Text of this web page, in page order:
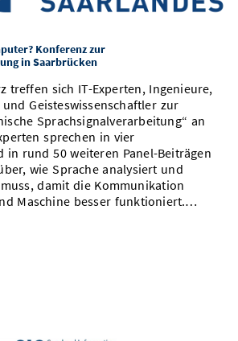
den Beruf
Access
und Förderungen
Personen, Forschungsgruppen
und Veranstaltungen
Konferenz zur
in Saarbrücken
treffen sich IT-Experten, Ingenieure,
Geisteswissenschaftler zur
Sprachsignalverarbeitung“ an
sprechen in vier
in rund 50 weiteren Panel-Beiträgen
wie Sprache analysiert und
damit die Kommunikation
Maschine besser funktioniert.…